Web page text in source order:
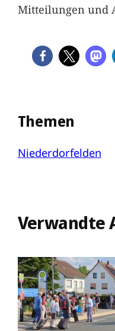
Mitteilungen und
Themen
Niederdorfelden
Verwandte